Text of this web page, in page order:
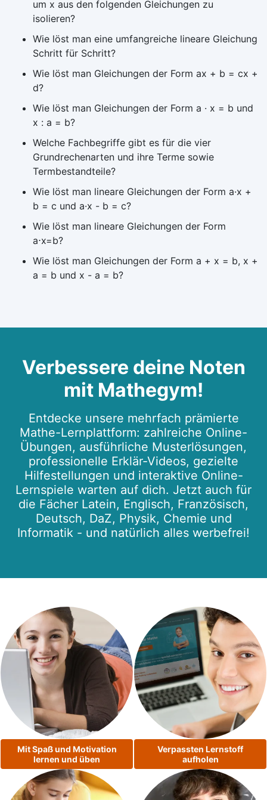
um x aus den folgenden Gleichungen zu
isolieren?
Wie löst man eine umfangreiche lineare Gleichung
Schritt für Schritt?
Wie löst man Gleichungen der Form ax + b = cx +
d?
Wie löst man Gleichungen der Form a · x = b und
x : a = b?
Welche Fachbegriffe gibt es für die vier
Grundrechenarten und ihre Terme sowie
Termbestandteile?
Wie löst man lineare Gleichungen der Form a·x +
b = c und a·x - b = c?
Wie löst man lineare Gleichungen der Form
a⋅x=b?
Wie löst man Gleichungen der Form a + x = b, x +
a = b und x - a = b?
Verbessere deine Noten
mit Mathegym!
Entdecke unsere mehrfach prämierte
Mathe-Lernplattform: zahlreiche Online-
Übungen, ausführliche Musterlösungen,
professionelle Erklär-Videos, gezielte
Hilfestellungen und interaktive Online-
Lernspiele warten auf dich. Jetzt auch für
die Fächer Latein, Englisch, Französisch,
Deutsch, DaZ, Physik, Chemie und
Informatik - und natürlich alles werbefrei!
Mit Spaß und Motivation
lernen und üben
Verpassten Lernstoff
aufholen